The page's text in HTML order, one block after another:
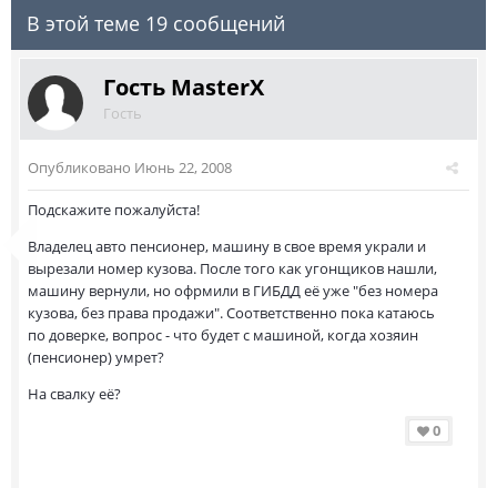
В этой теме 19 сообщений
Гость MasterX
Гость
Опубликовано Июнь 22, 2008
Подскажите пожалуйста!
Владелец авто пенсионер, машину в свое время украли и
вырезали номер кузова. После того как угонщиков нашли,
машину вернули, но офрмили в ГИБДД её уже "без номера
кузова, без права продажи". Соответственно пока катаюсь
по доверке, вопрос - что будет с машиной, когда хозяин
(пенсионер) умрет?
На свалку её?
0